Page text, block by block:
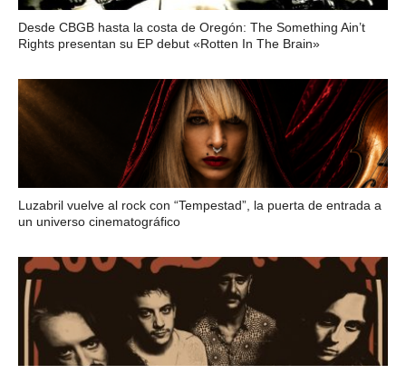
Desde CBGB hasta la costa de Oregón: The Something Ain’t
Rights presentan su EP debut «Rotten In The Brain»
Luzabril vuelve al rock con “Tempestad”, la puerta de entrada a
un universo cinematográfico